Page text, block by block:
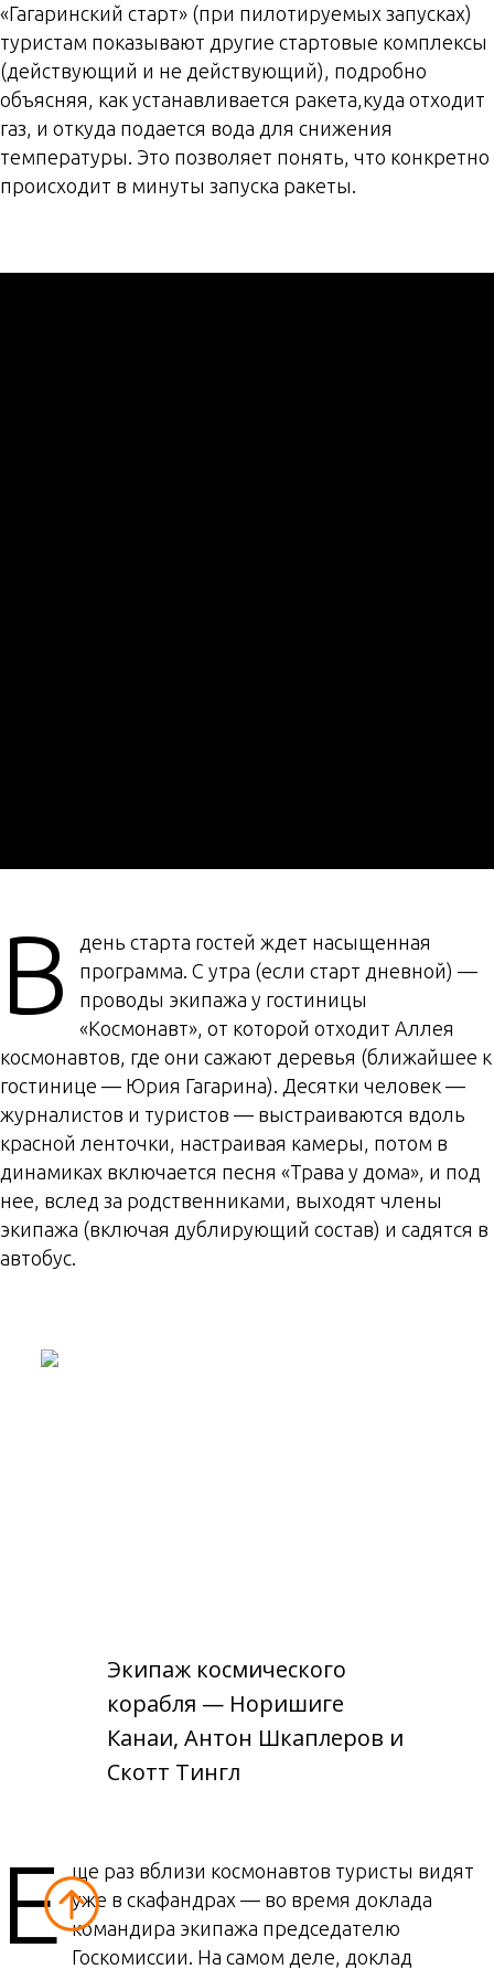
«Гагаринский старт» (при пилотируемых запусках)
туристам показывают другие стартовые комплексы
(действующий и не действующий), подробно
объясняя, как устанавливается ракета,куда отходит
газ, и откуда подается вода для снижения
температуры. Это позволяет понять, что конкретно
происходит в минуты запуска ракеты.
В
день старта гостей ждет насыщенная
программа. С утра (если старт дневной) —
проводы экипажа у гостиницы
«Космонавт», от которой отходит Аллея
космонавтов, где они сажают деревья (ближайшее к
гостинице — Юрия Гагарина). Десятки человек —
журналистов и туристов — выстраиваются вдоль
красной ленточки, настраивая камеры, потом в
динамиках включается песня «Трава у дома», и под
нее, вслед за родственниками, выходят члены
экипажа (включая дублирующий состав) и садятся в
автобус.
Экипаж космического
корабля — Норишиге
Канаи, Антон Шкаплеров и
Скотт Тингл
Е ще раз вблизи космонавтов туристы видят
уже в скафандрах — во время доклада
командира экипажа председателю
Госкомиссии. На самом деле, доклад